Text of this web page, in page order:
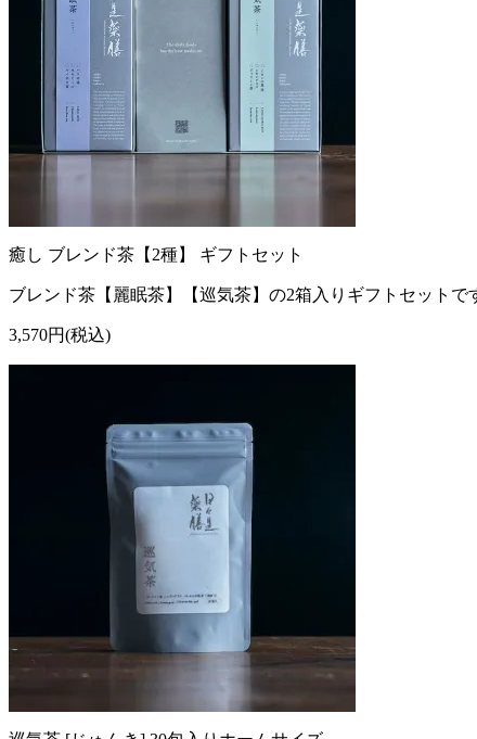
癒し ブレンド茶【2種】 ギフトセット
ブレンド茶【麗眠茶】【巡気茶】の2箱入りギフトセット
3,570円(税込)